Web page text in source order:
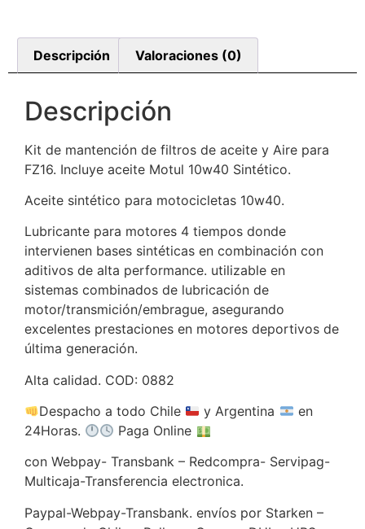
Descripción Valoraciones (0)
Descripción
Kit de mantención de filtros de aceite y Aire para
FZ16. Incluye aceite Motul 10w40 Sintético.
Aceite sintético para motocicletas 10w40.
Lubricante para motores 4 tiempos donde
intervienen bases sintéticas en combinación con
aditivos de alta performance. utilizable en
sistemas combinados de lubricación de
motor/transmición/embrague, asegurando
excelentes prestaciones en motores deportivos de
última generación.
Alta calidad. COD: 0882
Despacho a todo Chile
y Argentina
en
24Horas.
Paga Online
con Webpay- Transbank – Redcompra- Servipag-
Multicaja-Transferencia electronica.
Paypal-Webpay-Transbank. envíos por Starken –